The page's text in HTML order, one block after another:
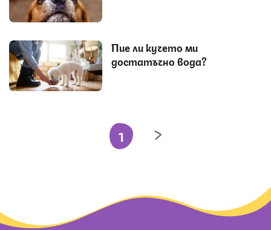
Пие ли кучето ми
достатъчно вода?
1